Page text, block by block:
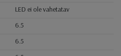
LED ei ole vahetatav
6.5
6.5